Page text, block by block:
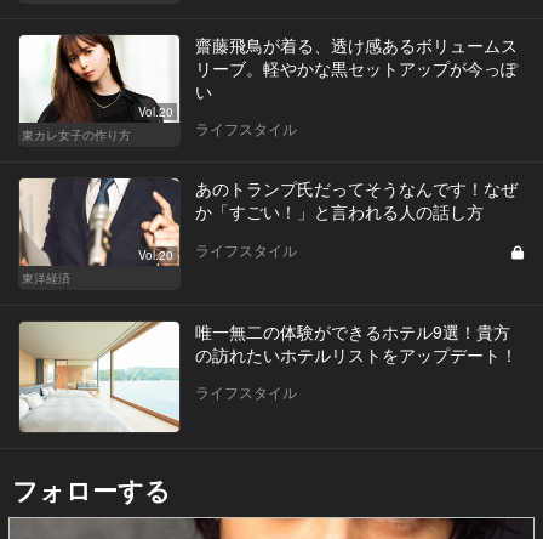
Vol.20
東カレ女子の作り方
齋藤飛鳥が着る、透け感あるボリュームス
リーブ。軽やかな黒セットアップが今っぽ
い
ライフスタイル
Vol.20
東洋経済
あのトランプ氏だってそうなんです！なぜ
か「すごい！」と言われる人の話し方
ライフスタイル
唯一無二の体験ができるホテル9選！貴方
の訪れたいホテルリストをアップデート！
ライフスタイル
フォローする